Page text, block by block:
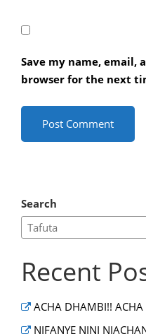
Save my name, email,
browser for the next
Search
Recent
ACHA DHAMBI!!
NIFANYE NINI